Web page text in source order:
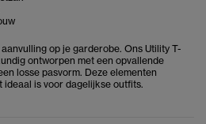
op je garderobe. Ons Utility T-
ontworpen met een opvallende
losse pasvorm. Deze elementen
is voor dagelijkse outfits.